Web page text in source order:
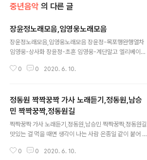
중년음악 의 다른 글
장윤정노래모음,임영웅노래모음
장윤정노래모음,임영웅노래모음 장윤정-목포행완행열차
임영웅-상사화 장윤정-초혼 임영웅-계단말고 엘리베이터
웅-사랑의 트위스트 장윤정-꽃 임영웅-사랑의 미로, 내 마
영웅-고향역 영탁 울엄마 가사 노래듣기,뽕숭아학당,진성
노래 영탁 울엄마 가사 노래듣기,뽕숭아학당,진성노래 어
리 버리 수많은 날을 응어리 가슴에 한만 드렸네 무병장수
부디 하옵소서 어리 버리 가진 것 없어 떠버리 말로만 한숨
산항에 가사 노래듣기,조용필노래,사랑의콜센타 정동원 돌
0 0 2020. 6. 10.
정동원 짝짝꿍짝 가사 노래듣기,정동원,남승
민 짝짝꿍짝,정동원길
짝짝꿍짝 가사 노래듣기,정동원,남승민 짝짝꿍짝,정동원길
맛있는 걸 먹을 때면 생각이 나는 사람 온종일 같이 붙어 다
람 짝짝꿍짝 우리 두 사람 죽이 짝짝 맞잖아 이런 사람 평생
0 0 2020. 6. 10.